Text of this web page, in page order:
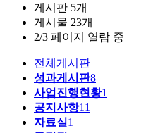
게시판 5개
게시물 23개
2/3 페이지 열람 중
전체게시판
성과게시판8
사업진행현황1
공지사항11
자료실1